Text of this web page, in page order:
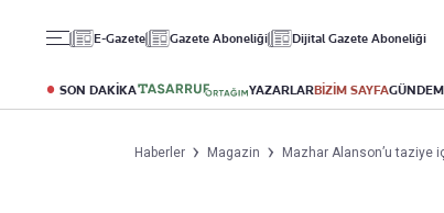
E-Gazete Gazete Aboneliği Dijital Gazete Aboneliği
SON DAKİKA YAZARLARBİZİM SAYFAGÜNDEM
Altın
Döviz
Kripto Para
Puan Durumu
Fikstür
Avrupa Ligi
Haberler Magazin Mazhar Alanson’u taziye